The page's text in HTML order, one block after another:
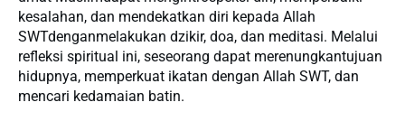
kesalahan, dan mendekatkan diri kepada Allah
SWTdenganmelakukan dzikir, doa, dan meditasi. Melalui
refleksi spiritual ini, seseorang dapat merenungkantujuan
hidupnya, memperkuat ikatan dengan Allah SWT, dan
mencari kedamaian batin.